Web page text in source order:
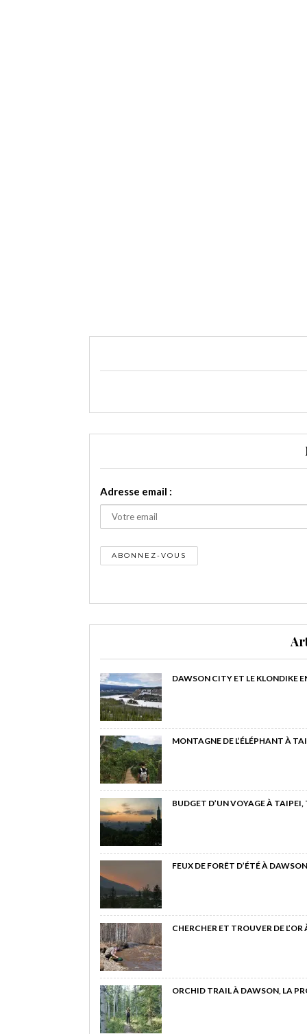
Adresse email :
DAWSON CITY ET LE KLONDIKE
MONTAGNE DE L’ÉLÉPHANT À
BUDGET D’UN VOYAGE À
FEUX DE FORÊT D’ÉTÉ À
CHERCHER ET TROUVER DE
ORCHID TRAIL À DAWSON, LA